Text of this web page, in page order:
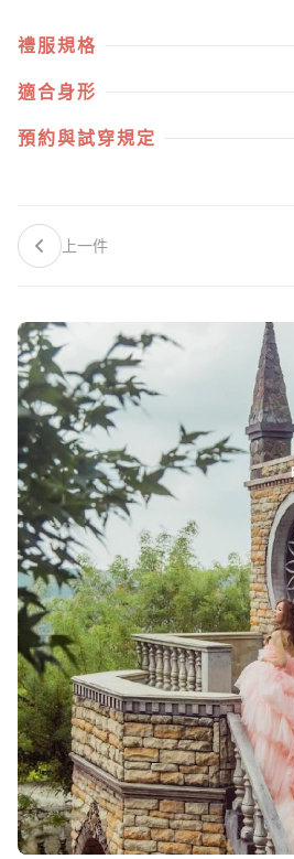
禮服規格
適合身形
預約與試穿規定
上一件